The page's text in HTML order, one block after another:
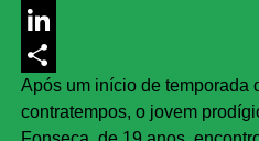
Messenger
LinkedIn
Share
Após um início de temporada
contratempos, o jovem